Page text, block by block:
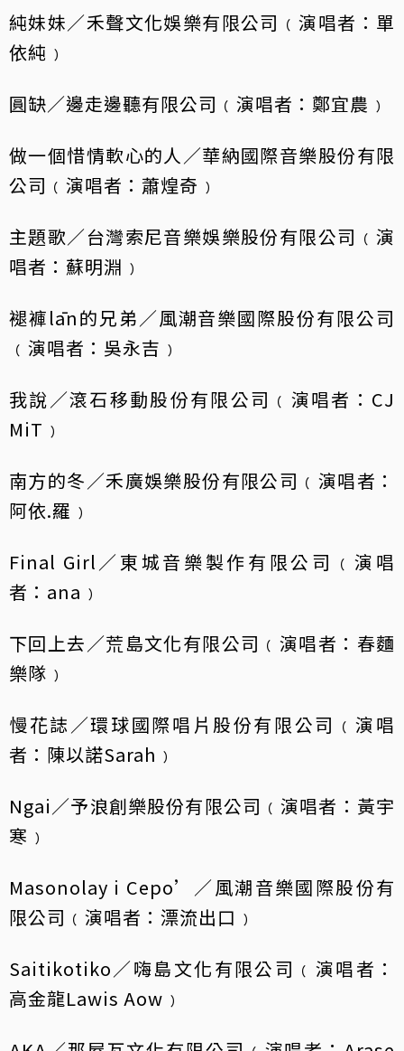
純妹妹／禾聲文化娛樂有限公司﹙演唱者：單
依純﹚
圓缺／邊走邊聽有限公司﹙演唱者：鄭宜農﹚
做一個惜情軟心的人／華納國際音樂股份有限
公司﹙演唱者：蕭煌奇﹚
主題歌／台灣索尼音樂娛樂股份有限公司﹙演
唱者：蘇明淵﹚
褪褲lān的兄弟／風潮音樂國際股份有限公司
﹙演唱者：吳永吉﹚
我說／滾石移動股份有限公司﹙演唱者：CJ
MiT﹚
南方的冬／禾廣娛樂股份有限公司﹙演唱者：
阿依.羅﹚
Final Girl／東城音樂製作有限公司﹙演唱
者：ana﹚
下回上去／荒島文化有限公司﹙演唱者：春麵
樂隊﹚
慢花誌／環球國際唱片股份有限公司﹙演唱
者：陳以諾Sarah﹚
Ngai／予浪創樂股份有限公司﹙演唱者：黃宇
寒﹚
Masonolay i Cepo’／風潮音樂國際股份有
限公司﹙演唱者：漂流出口﹚
Saitikotiko／嗨島文化有限公司﹙演唱者：
高金龍Lawis Aow﹚